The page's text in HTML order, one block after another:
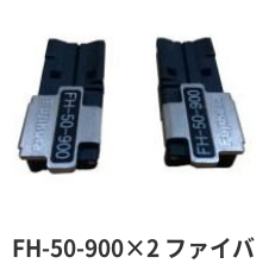
12ヶ月
FH-50-900×2 ファイバ